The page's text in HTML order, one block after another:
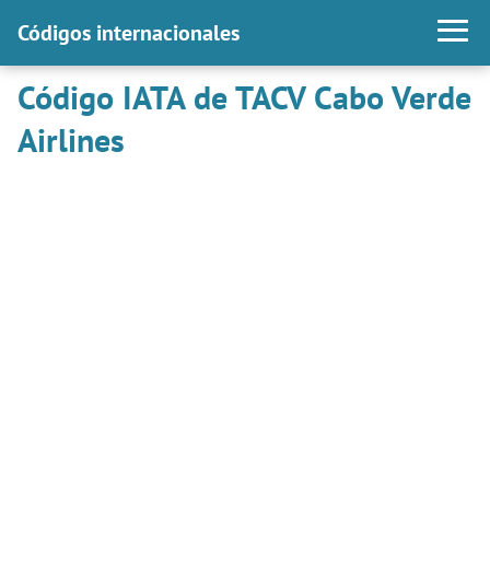
Códigos internacionales
Código IATA de TACV Cabo Verde
Airlines